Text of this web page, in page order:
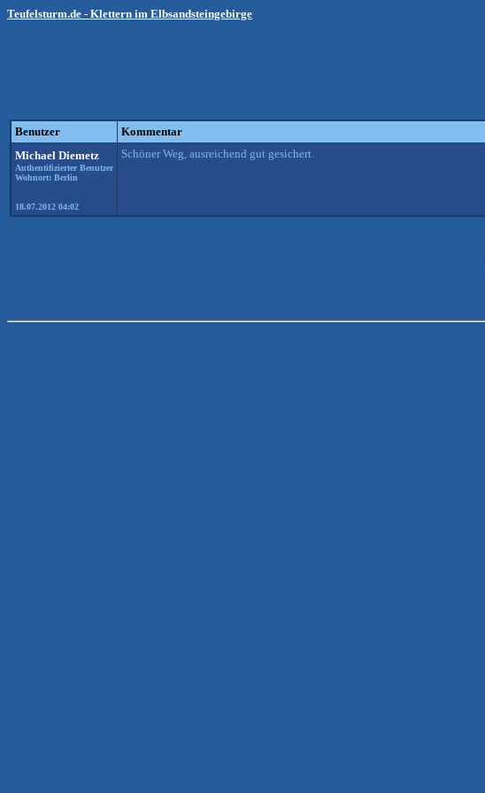
Teufelsturm.de - Klettern im Elbsandsteingebirge
Benutzer Kommentar
Michael Diemetz
Authentifizierter Benutzer
Wohnort: Berlin
18.07.2012 04:02
Schöner Weg, ausreichend gut gesichert.